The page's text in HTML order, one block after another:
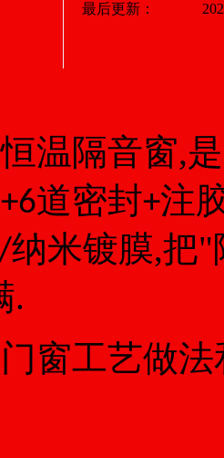
最后更新：
温隔音窗,是
+6道密封+注
纳米镀膜,把
.
窗工艺做法